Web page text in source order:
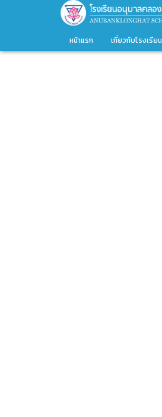
หน้าแรก เกี่ยวกับโรงเรียน